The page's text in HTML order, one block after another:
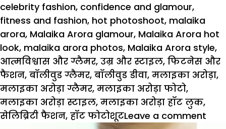
celebrity fashion, confidence and glamour,
fitness and fashion, hot photoshoot, malaika
arora, Malaika Arora glamour, Malaika Arora hot
look, malaika arora photos, Malaika Arora style,
आत्मविश्वास और ग्लैमर, उम्र और स्टाइल, फिटनेस और
फैशन, बॉलीवुड ग्लैमर, बॉलीवुड डीवा, मलाइका अरोड़ा,
मलाइका अरोड़ा ग्लैमर, मलाइका अरोड़ा फोटो,
मलाइका अरोड़ा स्टाइल, मलाइका अरोड़ा हॉट लुक,
सेलिब्रिटी फैशन, हॉट फोटोशूटLeave a comment